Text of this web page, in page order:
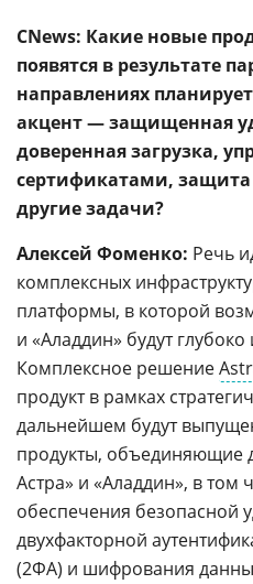
CNews: Какие новые
появятся в результате
направлениях
акцент — защищенная
доверенная загрузка,
сертификатами,
другие задачи?
Алексей Фоменко: Речь
комплексных
платформы, в которой
и «Аладдин» будут
Комплексное решение
продукт в рамках
дальнейшем будут
продукты, объединяющие
Астра» и «Аладдин», в том
обеспечения безопасной
двухфакторной
(2ФА) и шифрования